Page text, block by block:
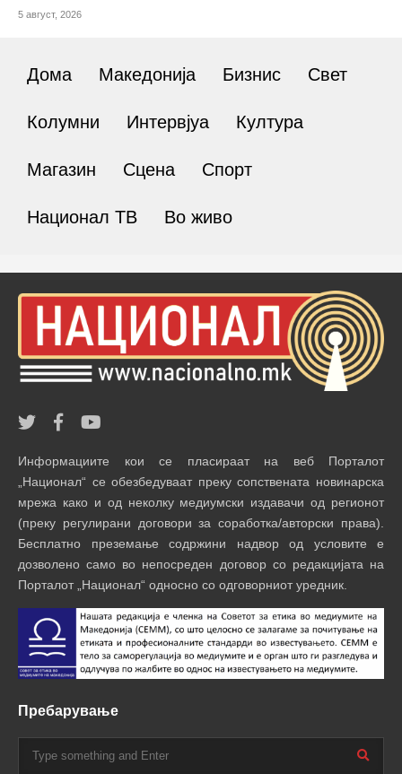
5 август, 2026
Дома Македонија Бизнис Свет
Колумни Интервјуа Култура
Магазин Сцена Спорт
Национал ТВ Во живо
Информациите кои се пласираат на веб Порталот
„Национал“ се обезбедуваат преку сопствената новинарска
мрежа како и од неколку медиумски издавачи од регионот
(преку регулирани договори за соработка/авторски права).
Бесплатно преземање содржини надвор од условите е
дозволено само во непосреден договор со редакцијата на
Порталот „Национал“ односно со одговорниот уредник.
Пребарување